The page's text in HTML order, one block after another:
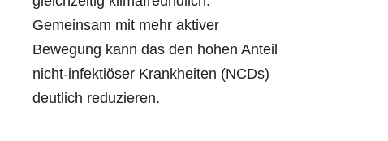
Gemeinsam mit mehr aktiver
Bewegung kann das den hohen Anteil
nicht-infektiöser Krankheiten (NCDs)
deutlich reduzieren.